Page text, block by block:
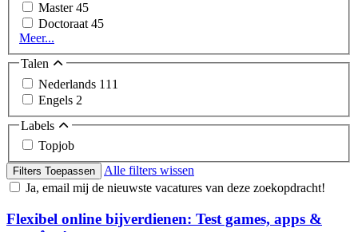
Master45
Doctoraat 45
Meer...
Talen
Nederlands 111
Engels 2
Labels
Topjob
Filters Toepassen
Alle filters wissen
Ja, email mij de nieuwste vacatures van deze zoekopdracht!
Flexibel online bijverdienen: Test games, apps &